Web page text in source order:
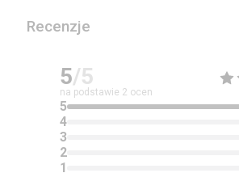
Recenzje
5/5
na podstawie 2 ocen
5
4
3
2
1